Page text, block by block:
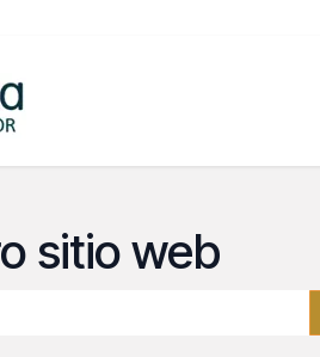
sitio web